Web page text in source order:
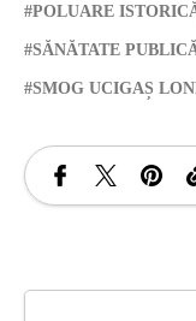
POLUARE
SĂNĂTATE
SMOG UCIGAȘ